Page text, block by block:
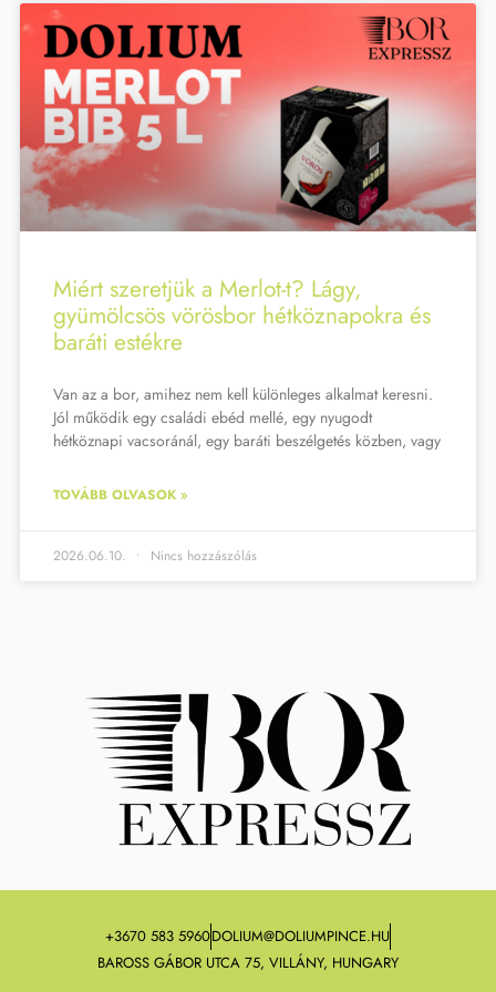
Miért szeretjük a Merlot-t? Lágy,
gyümölcsös vörösbor hétköznapokra és
baráti estékre
Van az a bor, amihez nem kell különleges alkalmat keresni.
Jól működik egy családi ebéd mellé, egy nyugodt
hétköznapi vacsoránál, egy baráti beszélgetés közben, vagy
TOVÁBB OLVASOK »
2026.06.10. Nincs hozzászólás
+3670 583 5960DOLIUM@DOLIUMPINCE.HU
BAROSS GÁBOR UTCA 75, VILLÁNY, HUNGARY